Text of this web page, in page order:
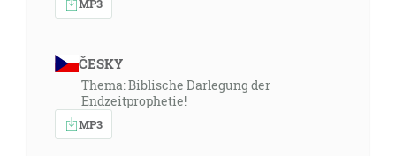
ČESKY
Thema: Biblische Darlegung der
Endzeitprophetie!
MP3